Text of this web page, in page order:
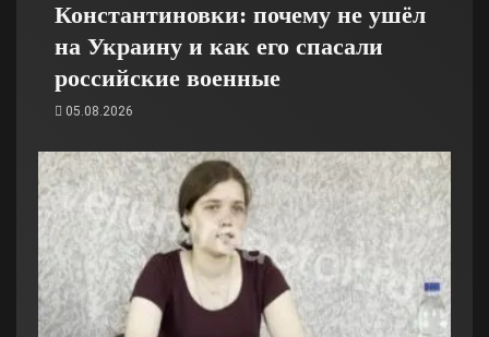
Константиновки: почему не ушёл
на Украину и как его спасали
российские военные
05.08.2026